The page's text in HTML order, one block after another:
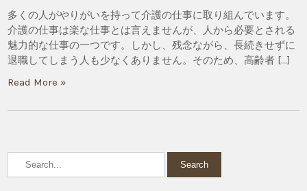
多くの人がやりがいを持って介護の仕事に取り組んでいます。
介護の仕事は楽な仕事とは言えませんが、人から必要とされる
魅力的な仕事の一つです。しかし、残念ながら、長続きせずに
退職してしまう人も少なくありません。そのため、高齢者 […]
Read More »